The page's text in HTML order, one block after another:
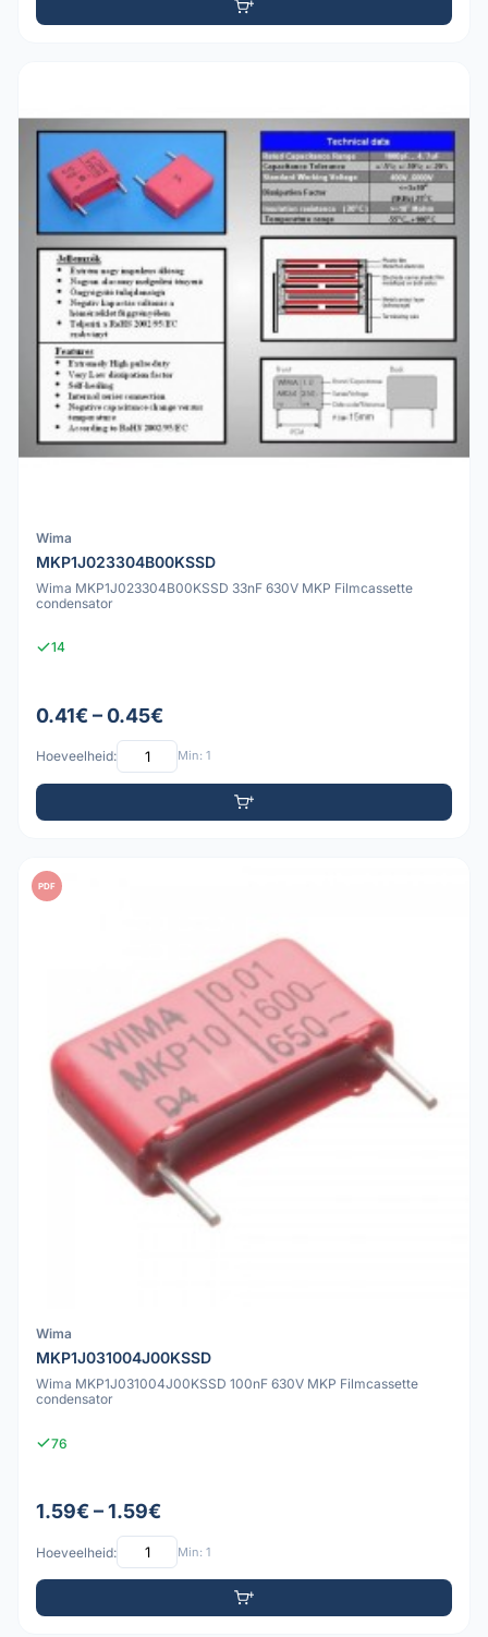
Wima
MKP1J023304B00KSSD
Wima MKP1J023304B00KSSD 33nF 630V MKP Filmcassette
condensator
14
0.41€ – 0.45€
Hoeveelheid: Min: 1
PDF
Wima
MKP1J031004J00KSSD
Wima MKP1J031004J00KSSD 100nF 630V MKP Filmcassette
condensator
76
1.59€ – 1.59€
Hoeveelheid: Min: 1